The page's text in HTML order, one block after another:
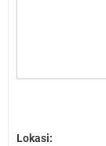
Lokasi: